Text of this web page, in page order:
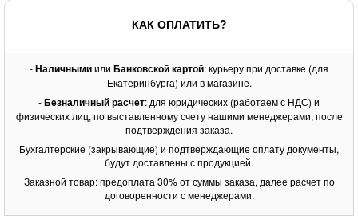
КАК ОПЛАТИТЬ?
-Наличнымиили Банковской картой: курьеру при доставке (для
Екатеринбурга) или в магазине.
-Безналичный расчет: для юридических (работаем с НДС) и
физических лиц, по выставленному счету нашими менеджерами, после
подтверждения заказа.
Бухгалтерские (закрывающие) и подтверждающие оплату документы,
будут доставлены с продукцией.
Заказной товар: предоплата 30% от суммы заказа, далее расчет по
договоренности с менеджерами.